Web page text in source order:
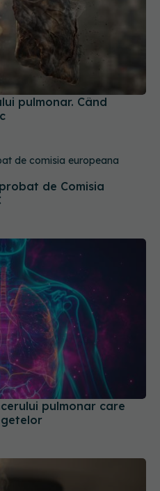
pulmonar. Când
de Comisia
pulmonar care